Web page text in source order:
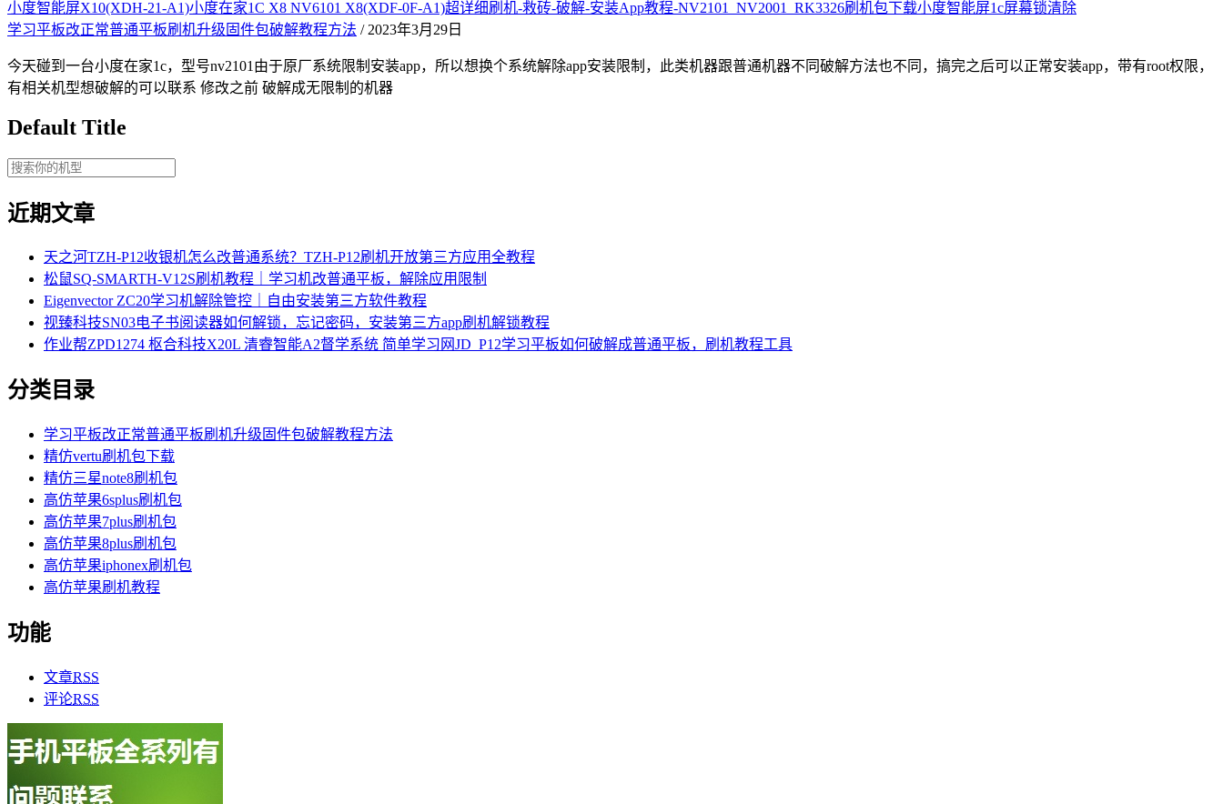
小度智能屏X10(XDH-21-A1)小度在家1C X8 NV6101 X8(XDF-0F-A1)超详细刷机-救砖-破解-安装App教程-NV2101_NV2001_RK3326刷机包下载小度智能屏1c屏幕锁清除
学习平板改正常普通平板刷机升级固件包破解教程方法 / 2023年3月29日
今天碰到一台小度在家1c，型号nv2101由于原厂系统限制安装app，所以想换个系统解除app安装限制，此类机器跟普通机器不同破解方法也不同，搞完之后可以正常安装app，带有root权限，
有相关机型想破解的可以联系 修改之前 破解成无限制的机器
Default Title
近期文章
天之河TZH-P12收银机怎么改普通系统？TZH-P12刷机开放第三方应用全教程
松鼠SQ-SMARTH-V12S刷机教程｜学习机改普通平板，解除应用限制
Eigenvector ZC20学习机解除管控｜自由安装第三方软件教程
视臻科技SN03电子书阅读器如何解锁，忘记密码，安装第三方app刷机解锁教程
作业帮ZPD1274 枢合科技X20L 清睿智能A2督学系统 简单学习网JD_P12学习平板如何破解成普通平板，刷机教程工具
分类目录
学习平板改正常普通平板刷机升级固件包破解教程方法
精仿vertu刷机包下载
精仿三星note8刷机包
高仿苹果6splus刷机包
高仿苹果7plus刷机包
高仿苹果8plus刷机包
高仿苹果iphonex刷机包
高仿苹果刷机教程
功能
文章RSS
评论RSS